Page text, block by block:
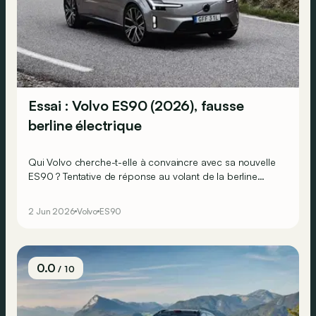
Essai : Volvo ES90 (2026), fausse
berline électrique
Qui Volvo cherche-t-elle à convaincre avec sa nouvelle
ES90 ? Tentative de réponse au volant de la berline
2 Jun 2026 Volvo ES90
0.0/ 10